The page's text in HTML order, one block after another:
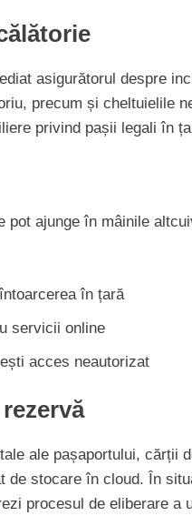
asigurătorul despre
precum și cheltuielile
privind pașii legali în
pot ajunge în mâinile
în țară
servicii online
acces neautorizat
ale pașaportului, cărții
stocare în cloud. În
procesul de eliberare a